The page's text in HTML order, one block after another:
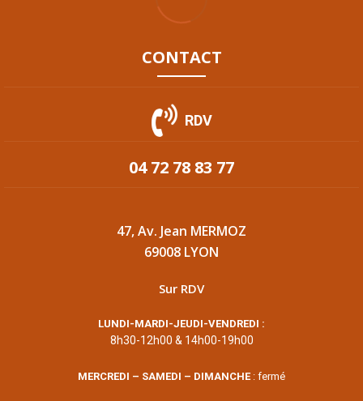
CONTACT
RDV
04 72 78 83 77
47, Av. Jean MERMOZ
69008 LYON
Sur RDV
LUNDI-MARDI-JEUDI-VENDREDI :
8h30-12h00 & 14h00-19h00
MERCREDI – SAMEDI – DIMANCHE : fermé